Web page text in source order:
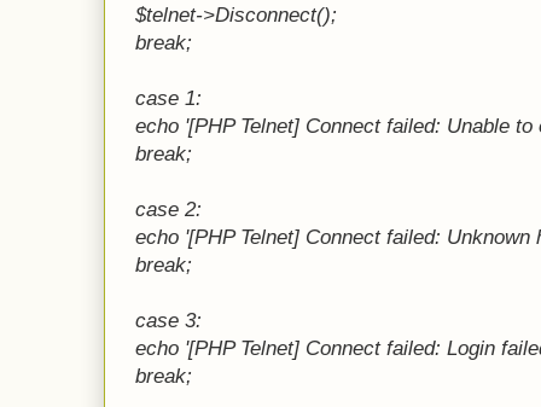
$telnet->Disconnect();
break;
case 1:
echo '[PHP Telnet] Connect failed: Unable
break;
case 2:
echo '[PHP Telnet] Connect failed: Unknown
break;
case 3:
echo '[PHP Telnet] Connect failed: Login
break;